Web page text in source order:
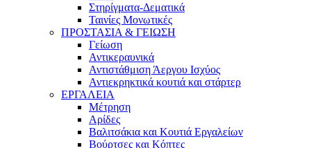
Στηρίγματα-Δεματικά
Ταινίες Μονωτικές
ΠΡΟΣΤΑΣΙΑ & ΓΕΙΩΣΗ
Γείωση
Αντικεραυνικά
Αντιστάθμιση Άεργου Ισχύος
Αντιεκρηκτικά κουτιά και στάρτερ
ΕΡΓΑΛΕΙΑ
Μέτρηση
Αρίδες
Βαλιτσάκια και Κουτιά Εργαλείων
Βούρτσες και Κόπτες